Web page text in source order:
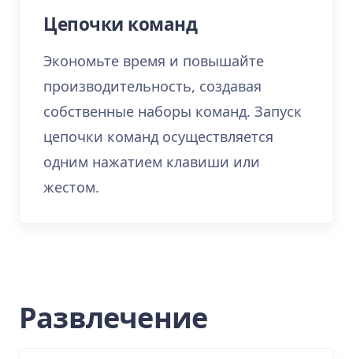
Цепочки команд
Экономьте время и повышайте
производительность, создавая
собственные наборы команд. Запуск
цепочки команд осуществляется
одним нажатием клавиши или
жестом.
Развлечение